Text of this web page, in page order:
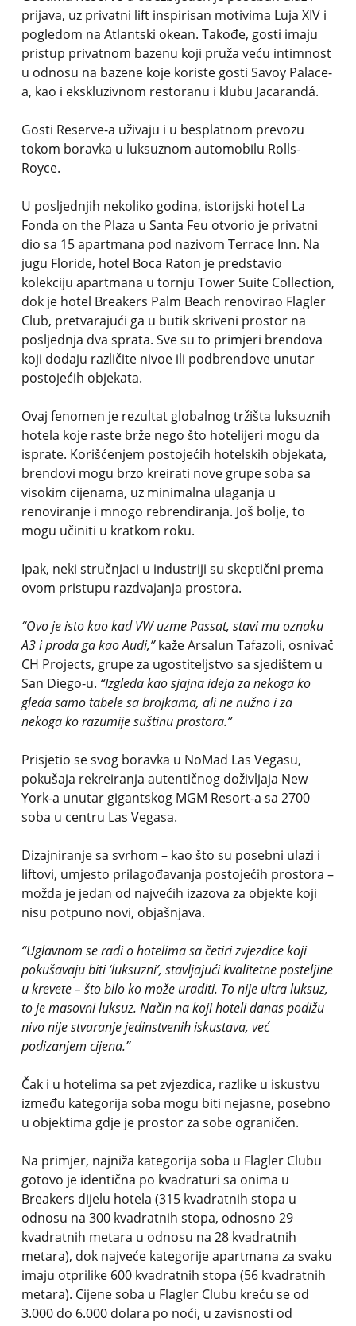
prijava, uz privatni lift inspirisan motivima Luja XIV i
pogledom na Atlantski okean. Takođe, gosti imaju
pristup privatnom bazenu koji pruža veću intimnost
u odnosu na bazene koje koriste gosti Savoy Palace-
a, kao i ekskluzivnom restoranu i klubu Jacarandá.
Gosti Reserve-a uživaju i u besplatnom prevozu
tokom boravka u luksuznom automobilu Rolls-
Royce.
U posljednjih nekoliko godina, istorijski hotel La
Fonda on the Plaza u Santa Feu otvorio je privatni
dio sa 15 apartmana pod nazivom Terrace Inn. Na
jugu Floride, hotel Boca Raton je predstavio
kolekciju apartmana u tornju Tower Suite Collection,
dok je hotel Breakers Palm Beach renovirao Flagler
Club, pretvarajući ga u butik skriveni prostor na
posljednja dva sprata. Sve su to primjeri brendova
koji dodaju različite nivoe ili podbrendove unutar
postojećih objekata.
Ovaj fenomen je rezultat globalnog tržišta luksuznih
hotela koje raste brže nego što hotelijeri mogu da
isprate. Korišćenjem postojećih hotelskih objekata,
brendovi mogu brzo kreirati nove grupe soba sa
visokim cijenama, uz minimalna ulaganja u
renoviranje i mnogo rebrendiranja. Još bolje, to
mogu učiniti u kratkom roku.
Ipak, neki stručnjaci u industriji su skeptični prema
ovom pristupu razdvajanja prostora.
“Ovo je isto kao kad VW uzme Passat, stavi mu oznaku
A3 i proda ga kao Audi,”kaže Arsalun Tafazoli, osnivač
CH Projects, grupe za ugostiteljstvo sa sjedištem u
San Diego-u. “Izgleda kao sjajna ideja za nekoga ko
gleda samo tabele sa brojkama, ali ne nužno i za
nekoga ko razumije suštinu prostora.”
Prisjetio se svog boravka u NoMad Las Vegasu,
pokušaja rekreiranja autentičnog doživljaja New
York-a unutar gigantskog MGM Resort-a sa 2700
soba u centru Las Vegasa.
Dizajniranje sa svrhom – kao što su posebni ulazi i
liftovi, umjesto prilagođavanja postojećih prostora –
možda je jedan od najvećih izazova za objekte koji
nisu potpuno novi, objašnjava.
“Uglavnom se radi o hotelima sa četiri zvjezdice koji
pokušavaju biti ‘luksuzni’, stavljajući kvalitetne posteljine
u krevete – što bilo ko može uraditi. To nije ultra luksuz,
to je masovni luksuz. Način na koji hoteli danas podižu
nivo nije stvaranje jedinstvenih iskustava, već
podizanjem cijena.”
Čak i u hotelima sa pet zvjezdica, razlike u iskustvu
između kategorija soba mogu biti nejasne, posebno
u objektima gdje je prostor za sobe ograničen.
Na primjer, najniža kategorija soba u Flagler Clubu
gotovo je identična po kvadraturi sa onima u
Breakers dijelu hotela (315 kvadratnih stopa u
odnosu na 300 kvadratnih stopa, odnosno 29
kvadratnih metara u odnosu na 28 kvadratnih
metara), dok najveće kategorije apartmana za svaku
imaju otprilike 600 kvadratnih stopa (56 kvadratnih
metara). Cijene soba u Flagler Clubu kreću se od
3.000 do 6.000 dolara po noći, u zavisnosti od